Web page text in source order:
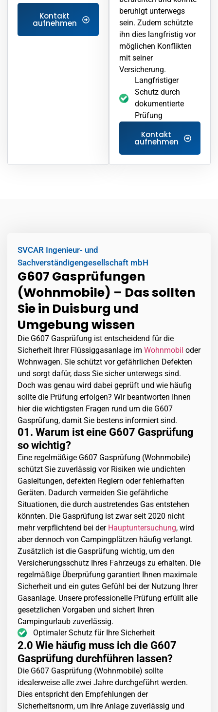
Kontakt
aufnehmen
beruhigt unterwegs
sein. Zudem schützte
ihn dies langfristig vor
möglichen Konflikten
mit seiner
Versicherung.
Langfristiger
Schutz durch
dokumentierte
Prüfung
Kontakt
aufnehmen
SVCAR Ingenieur- und
Sachverständigengesellschaft mbH
G607 Gasprüfungen
(Wohnmobile) – Das sollten
Sie in Duisburg und
Umgebung wissen
Die G607 Gasprüfung ist entscheidend für die
Sicherheit Ihrer Flüssiggasanlage im Wohnmobil oder
Wohnwagen. Sie schützt vor gefährlichen Defekten
und sorgt dafür, dass Sie sicher unterwegs sind.
Doch was genau wird dabei geprüft und wie häufig
sollte die Prüfung erfolgen? Wir beantworten Ihnen
hier die wichtigsten Fragen rund um die G607
Gasprüfung, damit Sie bestens informiert sind.
01. Warum ist eine G607 Gasprüfung
so wichtig?
Eine regelmäßige G607 Gasprüfung (Wohnmobile)
schützt Sie zuverlässig vor Risiken wie undichten
Gasleitungen, defekten Reglern oder fehlerhaften
Geräten. Dadurch vermeiden Sie gefährliche
Situationen, die durch austretendes Gas entstehen
könnten. Die Gasprüfung ist zwar seit 2020 nicht
mehr verpflichtend bei der Hauptuntersuchung, wird
aber dennoch von Campingplätzen häufig verlangt.
Zusätzlich ist die Gasprüfung wichtig, um den
Versicherungsschutz Ihres Fahrzeugs zu erhalten. Die
regelmäßige Überprüfung garantiert Ihnen maximale
Sicherheit und ein gutes Gefühl bei der Nutzung Ihrer
Gasanlage. Unsere professionelle Prüfung erfüllt alle
gesetzlichen Vorgaben und sichert Ihren
Campingurlaub zuverlässig.
Optimaler Schutz für Ihre Sicherheit
2.0 Wie häufig muss ich die G607
Gasprüfung durchführen lassen?
Die G607 Gasprüfung (Wohnmobile) sollte
idealerweise alle zwei Jahre durchgeführt werden.
Dies entspricht den Empfehlungen der
Sicherheitsnorm, um Ihre Anlage zuverlässig und